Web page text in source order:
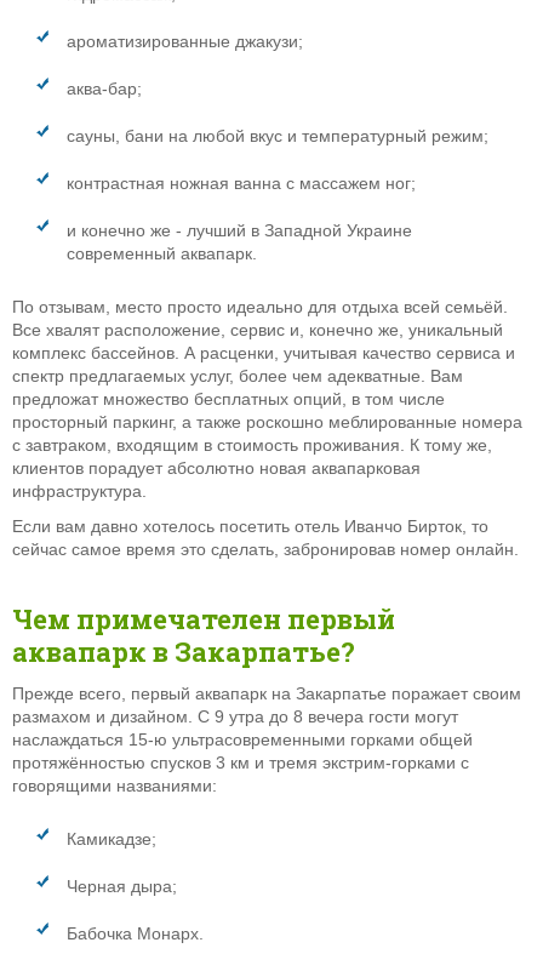
ароматизированные джакузи;
аква-бар;
сауны, бани на любой вкус и температурный режим;
контрастная ножная ванна с массажем ног;
и конечно же - лучший в Западной Украине
современный аквапарк.
По отзывам, место просто идеально для отдыха всей семьёй.
Все хвалят расположение, сервис и, конечно же, уникальный
комплекс бассейнов. А расценки, учитывая качество сервиса и
спектр предлагаемых услуг, более чем адекватные. Вам
предложат множество бесплатных опций, в том числе
просторный паркинг, а также роскошно меблированные номера
с завтраком, входящим в стоимость проживания. К тому же,
клиентов порадует абсолютно новая аквапарковая
инфраструктура.
Если вам давно хотелось посетить отель Иванчо Бирток, то
сейчас самое время это сделать, забронировав номер онлайн.
Чем примечателен первый
аквапарк в Закарпатье?
Прежде всего, первый аквапарк на Закарпатье поражает своим
размахом и дизайном. С 9 утра до 8 вечера гости могут
наслаждаться 15-ю ультрасовременными горками общей
протяжённостью спусков 3 км и тремя экстрим-горками с
говорящими названиями:
Камикадзе;
Черная дыра;
Бабочка Монарх.